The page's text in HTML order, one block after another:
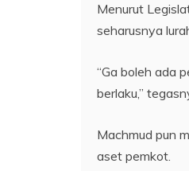
Menurut
seharusnya
“Ga boleh ada
berlaku,”
Machmud pun
aset pemkot.